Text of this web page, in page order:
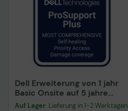
Dell Erweiterung von 1 jahr
Basic Onsite auf 5 jahre
ProSupport Plus
Auf Lager: Lieferung in 1-2 Werktagen